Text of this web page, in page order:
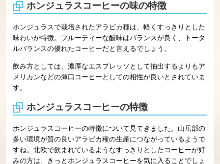
ホンジュラスコーヒーの味の特徴
ホンジュラスで栽培されたアラビカ種は、軽くすっきりとした
味わいが特徴。フルーティーな酸味はバランスが良く、トータ
ルバランスの優れたコーヒーだと言えるでしょう。
飲み方としては、濃厚なエスプレッソとして抽出するよりもア
メリカンなどの薄口コーヒーとしての相性が良いとされていま
す。
ホンジュラスコーヒーの特徴
ホンジュラスコーヒーの特徴について見てきました。山岳部の
多い環境が質の良いアラビカ種の生産につながっているようで
すね。北欧で飲まれているようなすっきりとしたコーヒーが好
みの方は、きっとホンジュラスコーヒーを気に入ることでしょ